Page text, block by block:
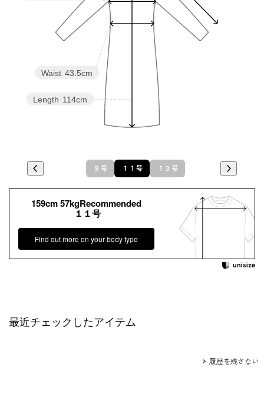
Length 114cm
Waist 43.5cm
９号 １１号 １３号
159cm 57kgRecommended
１１号
Find out more on your body type
最近チェックしたアイテム
履歴を残さない